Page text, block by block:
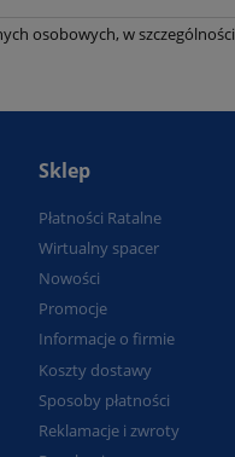
osobowych, w szczególności
Sklep
Płatności Ratalne
Wirtualny spacer
Nowości
Promocje
Informacje o firmie
Koszty dostawy
Sposoby płatności
Reklamacje i zwroty